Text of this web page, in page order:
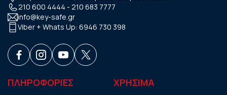
210 600 4444 - 210 683 7777
info@key-safe.gr
Viber + Whats Up: 6946 730 398
ΠΛΗΡΟΦΟΡΙΕΣ ΧΡHΣΙΜΑ